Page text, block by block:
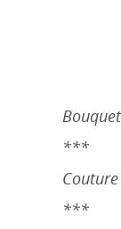
***
Couture
***